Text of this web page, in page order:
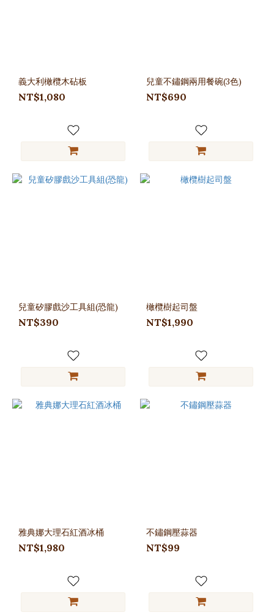
義大利橄欖木砧板
NT$1,080
兒童不鏽鋼兩用餐碗(3色)
NT$690
兒童矽膠戲沙工具組(恐龍)
NT$390
橄欖樹起司盤
NT$1,990
雅典娜大理石紅酒冰桶
NT$1,980
不鏽鋼壓蒜器
NT$99